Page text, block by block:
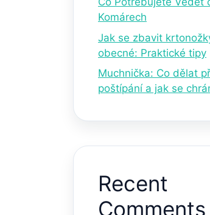
Komárech
Jak se zbavit
obecné: Praktické tipy
Muchnička: Co dělat
poštípání a jak se
Recent
Comments